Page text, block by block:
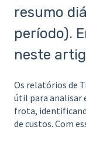
resumo
período).
neste
Os relatórios de
útil para analisar
frota,
de custos. Com